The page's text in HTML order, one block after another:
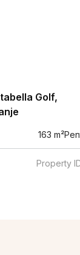
Golf,
163 m²
Property